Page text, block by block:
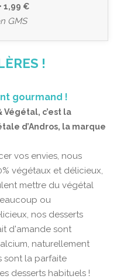
1,99 €
GMS
!
gourmand !
Végétal, c’est la
d’Andros, la marque
vos envies, nous
végétaux et délicieux,
mettre du végétal
ou
nos desserts
d'amande sont
naturellement
sont la parfaite
desserts habituels !